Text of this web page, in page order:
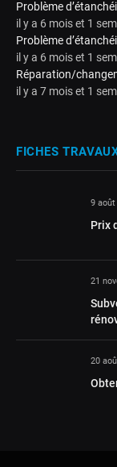
Problème
il y a 6 mois et 1
Problème
il y a 6 mois et 1
Réparation/
il y a 7 mois et 1
FICHES
9 août
Prix
21
20